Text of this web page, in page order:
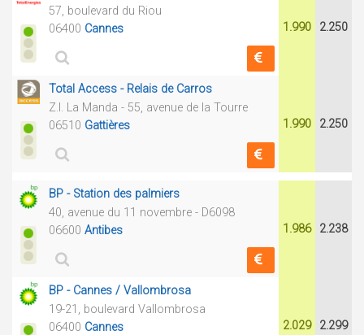
57, boulevard du Riou
06400 Cannes 1.990 2.250
Total Access - Relais de Carros
Z.I. La Manda - 55, avenue de la Tourre
06510 Gattières 1.990 2.250
BP - Station des palmiers
40, avenue du 11 novembre - D6098
06600 Antibes 1.986 2.238
BP - Cannes / Vallombrosa
19-21, boulevard Vallombrosa
06400 Cannes 2.029 2.299